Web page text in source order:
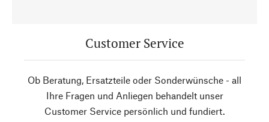
Customer Service
Ob Beratung, Ersatzteile oder Sonderwünsche - all
Ihre Fragen und Anliegen behandelt unser
Customer Service persönlich und fundiert.